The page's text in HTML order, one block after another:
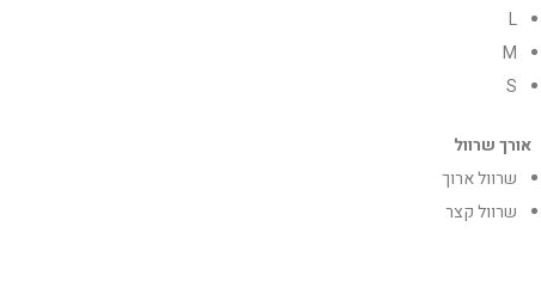
L
M
S
אורך שרוול
שרוול ארוך
שרוול קצר